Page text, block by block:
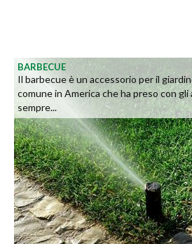
BARBECUE
Il barbecue è un accessorio per il
comune in America che ha preso con gli
sempre...